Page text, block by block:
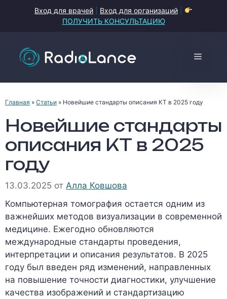
Вход для врачей Вход для организаций
ПОЛУЧИТЬ КОНСУЛЬТАЦИЮ
Меню
Главная » Статьи » Новейшие стандарты описания КТ в 2025 году
Новейшие стандарты
описания КТ в 2025
году
13.03.2025 от Алла Ковшова
Компьютерная томография остается одним из
важнейших методов визуализации в современной
медицине. Ежегодно обновляются
международные стандарты проведения,
интерпретации и описания результатов. В 2025
году был введен ряд изменений, направленных
на повышение точности диагностики, улучшение
качества изображений и стандартизацию